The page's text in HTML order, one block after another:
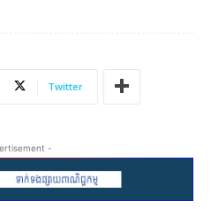
Twitter
-